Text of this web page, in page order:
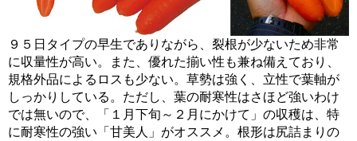
９５日タイプの早生でありながら、裂根が少ないため非常
に収量性が高い。また、優れた揃い性も兼ね備えており、
規格外品によるロスも少ない。草勢は強く、立性で葉軸が
しっかりしている。ただし、葉の耐寒性はさほど強いわけ
では無いので、「１月下旬～２月にかけて」の収穫は、特
に耐寒性の強い「甘美人」がオススメ。根形は尻詰まりの